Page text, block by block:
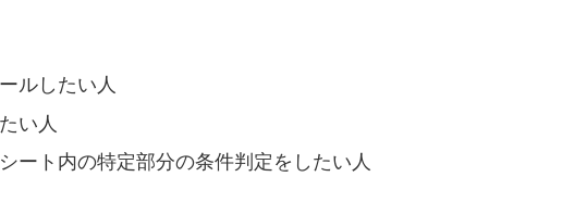
ルしたい人
い人
ート内の特定部分の条件判定をしたい人